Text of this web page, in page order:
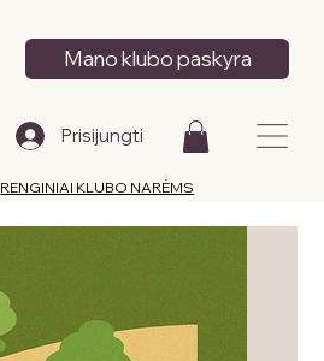
Mano klubo paskyra
Prisijungti
RENGINIAI KLUBO NARĖMS